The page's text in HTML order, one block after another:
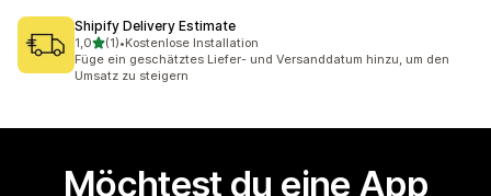
Shipify Delivery Estimate
1,0von 5 Sternen
(1)
1 Rezensionen insgesamt
•Kostenlose Installation
Füge ein geschätztes Liefer- und Versanddatum hinzu, um den
Umsatz zu steigern
Möchtest du eine App